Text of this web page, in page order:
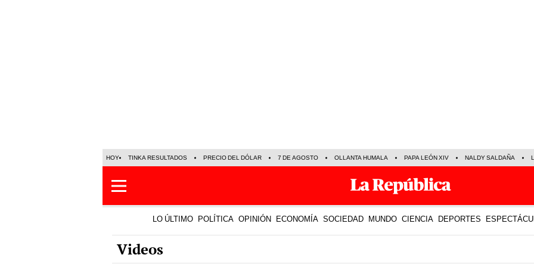
HOY TINKA RESULTADOS PRECIO DEL DÓLAR 7 DE AGOSTO OLLANTA HUMALA PAPA LEÓN XIV NALDY SALDAÑA
LO ÚLTIMO POLÍTICA OPINIÓN ECONOMÍA SOCIEDAD MUNDO CIENCIA DEPORTES
Videos